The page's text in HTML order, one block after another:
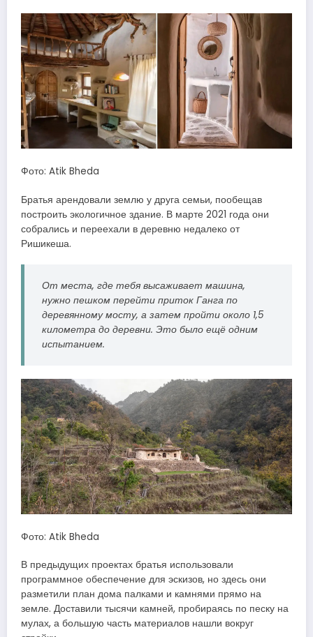
Фото: Atik Bheda
Братья арендовали землю у друга семьи, пообещав
построить экологичное здание. В марте 2021 года они
собрались и переехали в деревню недалеко от
Ришикеша.
От места, где тебя высаживает машина,
нужно пешком перейти приток Ганга по
деревянному мосту, а затем пройти около 1,5
километра до деревни. Это было ещё одним
испытанием.
Фото: Atik Bheda
В предыдущих проектах братья использовали
программное обеспечение для эскизов, но здесь они
разметили план дома палками и камнями прямо на
земле. Доставили тысячи камней, пробираясь по песку на
мулах, а большую часть материалов нашли вокруг